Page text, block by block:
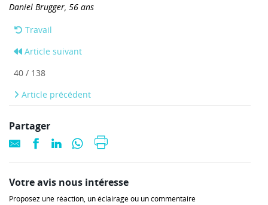
Daniel Brugger, 56 ans
Travail
Article suivant
40 / 138
Article précédent
Partager
Votre avis nous intéresse
Proposez une réaction, un éclairage ou un commentaire